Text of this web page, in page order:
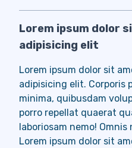
Lorem ipsum dolor
adipisicing elit
Lorem ipsum dolor sit
adipisicing elit. Corporis
minima, quibusdam
porro repellat quaerat
laboriosam nemo!
Lorem ipsum dolor sit